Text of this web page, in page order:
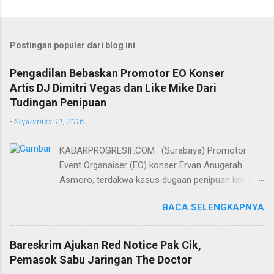
Postingan populer dari blog ini
Pengadilan Bebaskan Promotor EO Konser
Artis DJ Dimitri Vegas dan Like Mike Dari
Tudingan Penipuan
-September 11, 2016
KABARPROGRESIF.COM : (Surabaya) Promotor
Event Organaiser (EO) konser Ervan Anugerah
Asmoro, terdakwa kasus dugaan penipuan konser
dari tuntutan 1,5 tahun penjara yang diajukan Jaksa
Penuntut Umum (JPU) Darwis dari Kejari Surabaya.
Oleh majelis hakim yang diketuai Sigit Sutanto SH
MH, kasus penipuan yang menjerat Ervan tersebut
dinyatakan bukan perkara pidana. Dalam
BACA SELENGKAPNYA
Bareskrim Ajukan Red Notice Pak Cik,
Pemasok Sabu Jaringan The Doctor